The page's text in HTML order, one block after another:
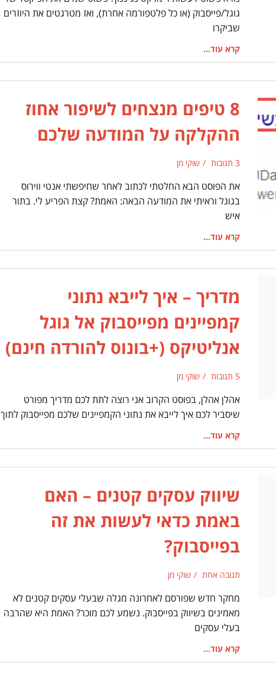
גוגל/פייסבוק (או כל פלטפורמה אחרת), ואז מטרגטים את היוזרים
שביקרו
קרא עוד...
8 טיפים מנצחים לשיפור אחוז
ההקלקה על המודעה שלכם
3 תגובות שוקי מן
את הפוסט הבא החלטתי לכתוב לאחר שחיפשתי אנטי ווירוס
בגוגל וראיתי את המודעה הבאה: האמת? קצת הפריע לי. בתור
איש
קרא עוד...
מדריך – איך לייבא נתוני
קמפיינים מפייסבוק אל גוגל
אנליטיקס (+בונוס להורדה חינם)
5 תגובות שוקי מן
אהלן אהלן, בפוסט הקרוב אני רוצה לתת לכם מדריך מפורט
שיסביר לכם איך לייבא את נתוני הקמפיינים שלכם מפייסבוק לתוך
קרא עוד...
שיווק עסקים קטנים – האם
באמת כדאי לעשות את זה
בפייסבוק?
תגובה אחת שוקי מן
מחקר חדש שפורסם לאחרונה מגלה שבעלי עסקים קטנים לא
מאמינים בשיווק בפייסבוק. נשמע לכם מוכר? האמת היא שהרבה
בעלי עסקים
קרא עוד...